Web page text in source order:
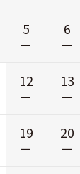
5
－
6
－
12
－
13
－
19
－
20
－